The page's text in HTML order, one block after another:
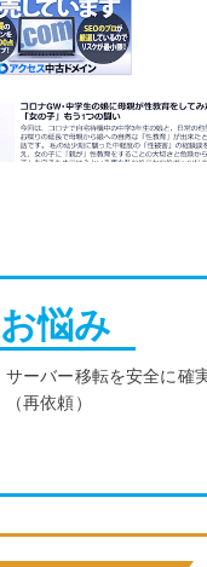
お悩み
サーバー移転を安全に確
（再依頼）